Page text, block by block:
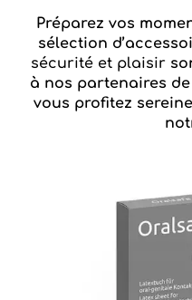
Préparez vos
sélection
sécurité et plaisir
à nos partenaires
vous profitez